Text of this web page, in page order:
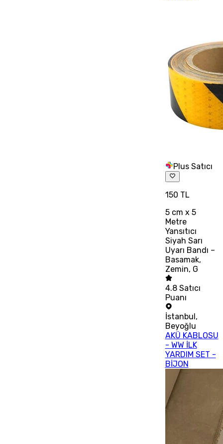
Plus Satıcı
150 TL
5 cm x 5
Metre
Yansıtıcı
Siyah Sarı
Uyarı Bandı –
Basamak,
Zemin, G
4.8 Satıcı
Puanı
İstanbul,
Beyoğlu
AKÜ KABLOSU
- WW İLK
YARDIM SET -
BİJON